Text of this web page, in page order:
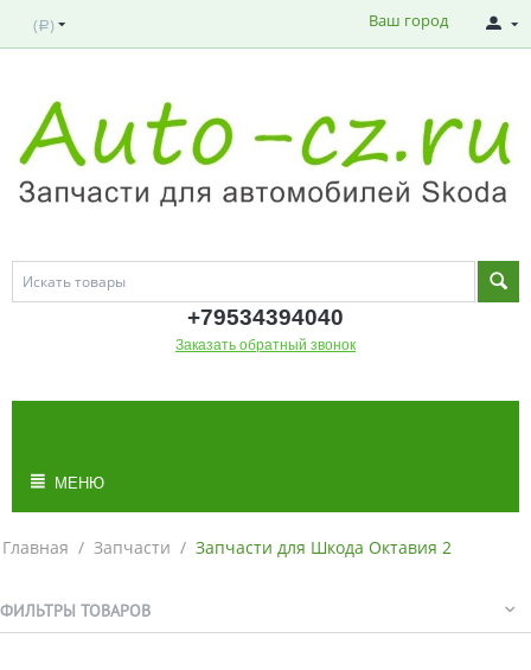
( Р ) Ваш город
+79534394040
Заказать обратный звонок
МЕНЮ
Главная / Запчасти / Запчасти для Шкода Октавия 2
ФИЛЬТРЫ ТОВАРОВ